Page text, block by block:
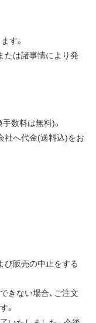
す。
たは諸事情により発
数料は無料)。
社へ代金(送料込)をお
び販売の中止をする
きない場合、ご注文
。